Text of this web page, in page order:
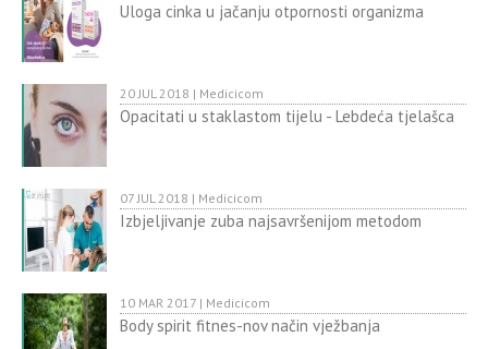
Uloga cinka u jačanju otpornosti organizma
20 JUL 2018 | Medicicom
Opacitati u staklastom tijelu - Lebdeća tjelašca
07 JUL 2018 | Medicicom
Izbjeljivanje zuba najsavršenijom metodom
10 MAR 2017 | Medicicom
Body spirit fitnes-nov način vježbanja